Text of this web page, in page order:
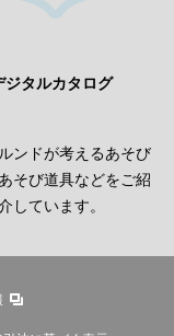
ジタルカタログ
ンドが考えるあそび
そび道具などをご紹
しています。